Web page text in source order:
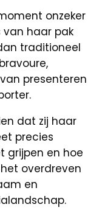
onzeker
van haar pak
traditioneel
presenteren
dat zij haar
precies
grijpen en hoe
overdreven
en